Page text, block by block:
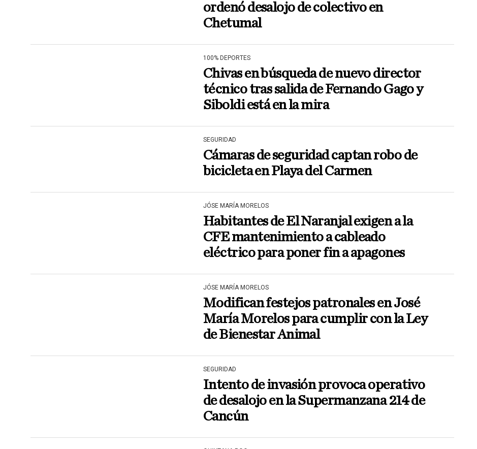
ordenó desalojo de colectivo en
Chetumal
100% DEPORTES
Chivas en búsqueda de nuevo director
técnico tras salida de Fernando Gago y
Siboldi está en la mira
SEGURIDAD
Cámaras de seguridad captan robo de
bicicleta en Playa del Carmen
JÓSE MARÍA MORELOS
Habitantes de El Naranjal exigen a la
CFE mantenimiento a cableado
eléctrico para poner fin a apagones
JÓSE MARÍA MORELOS
Modifican festejos patronales en José
María Morelos para cumplir con la Ley
de Bienestar Animal
SEGURIDAD
Intento de invasión provoca operativo
de desalojo en la Supermanzana 214 de
Cancún